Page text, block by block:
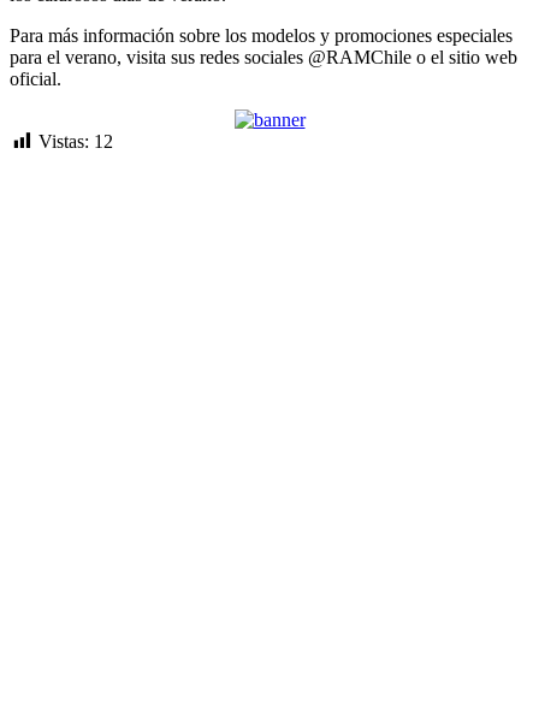
Para más información sobre los modelos y promociones especiales
para el verano, visita sus redes sociales @RAMChile o el sitio web
oficial.
Vistas: 12